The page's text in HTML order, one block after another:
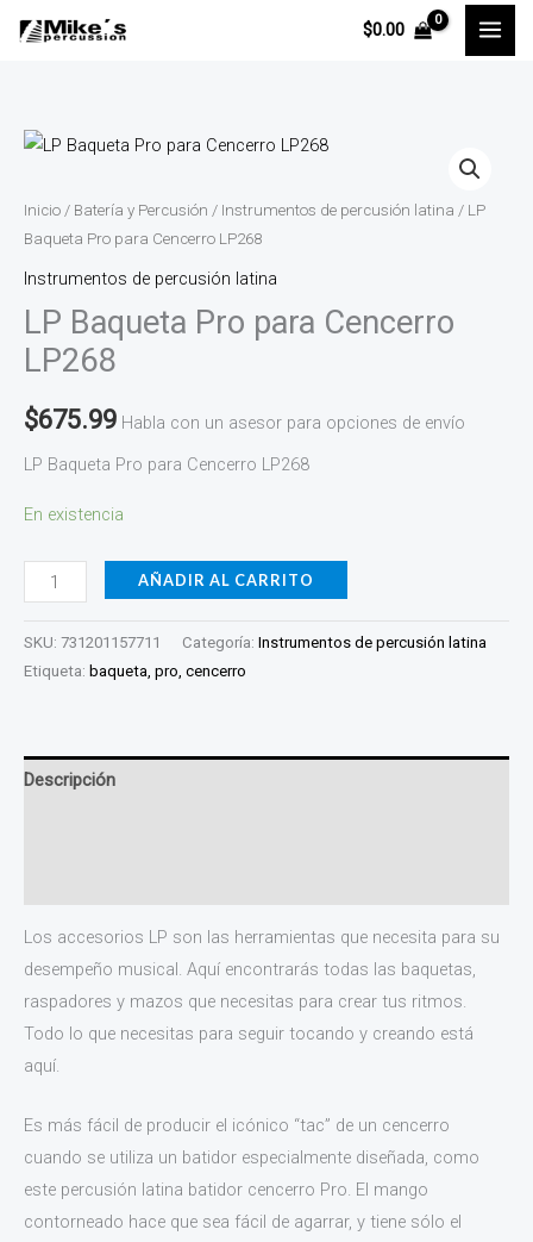
$0.00
Inicio / Batería y Percusión / Instrumentos de percusión latina / LP
Baqueta Pro para Cencerro LP268
Instrumentos de percusión latina
LP Baqueta Pro para Cencerro
LP268
$675.99 Habla con un asesor para opciones de envío
LP Baqueta Pro para Cencerro LP268
En existencia
LP
Pro
para
Cencerro
LP268
cantidad
AÑADIR AL CARRITO
SKU: 731201157711 Categoría: Instrumentos de percusión latina
Etiqueta: baqueta, pro, cencerro
Descripción
Los accesorios LP son las herramientas que necesita para su
desempeño musical. Aquí encontrarás todas las baquetas,
raspadores y mazos que necesitas para crear tus ritmos.
Todo lo que necesitas para seguir tocando y creando está
aquí.
Es más fácil de producir el icónico “tac” de un cencerro
cuando se utiliza un batidor especialmente diseñada, como
este percusión latina batidor cencerro Pro. El mango
contorneado hace que sea fácil de agarrar, y tiene sólo el